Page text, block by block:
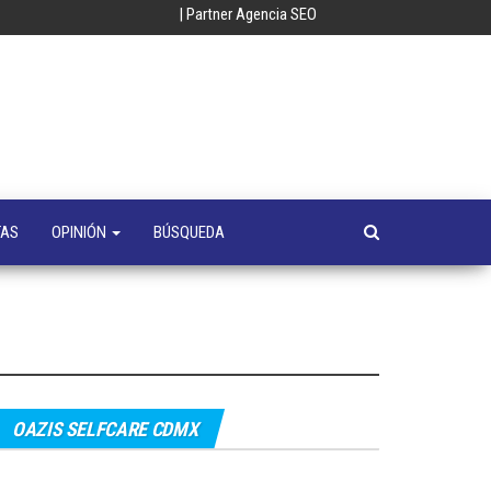
| Partner Agencia SEO
OPINIÓN BÚSQUEDA
OAZIS SELFCARE CDMX